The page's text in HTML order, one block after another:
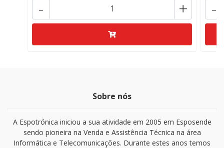
+
- -
Sobre nós
A Espotrónica iniciou a sua atividade em 2005 em Esposende
sendo pioneira na Venda e Assistência Técnica na área
Informática e Telecomunicações. Durante estes anos temos